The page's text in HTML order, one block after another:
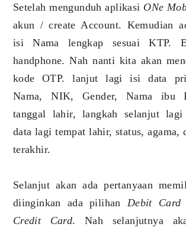
Setelah mengunduh aplikasi ONe
akun / create Account. Kemudian
isi Nama lengkap sesuai KTP.
handphone. Nah nanti kita akan
kode OTP. lanjut lagi isi data
Nama, NIK, Gender, Nama ibu
tanggal lahir, langkah selanjut lagi
data lagi tempat lahir, status, agama,
terakhir.
Selanjut akan ada pertanyaan
diinginkan ada pilihan Debit Card
Credit Card. Nah selanjutnya